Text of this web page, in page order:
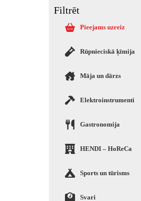
Filtrēt
Pieejams uzreiz
Rūpnieciskā ķīmija
Māja un dārzs
Elektroinstrumenti
Gastronomija
HENDI – HoReCa
Sports un tūrisms
Svari